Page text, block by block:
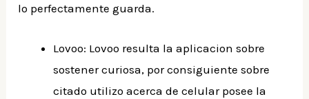
lo perfectamente guarda.
Lovoo: Lovoo resulta la aplicacion sobre
sostener curiosa, por consiguiente sobre
citado utilizo acerca de celular posee la